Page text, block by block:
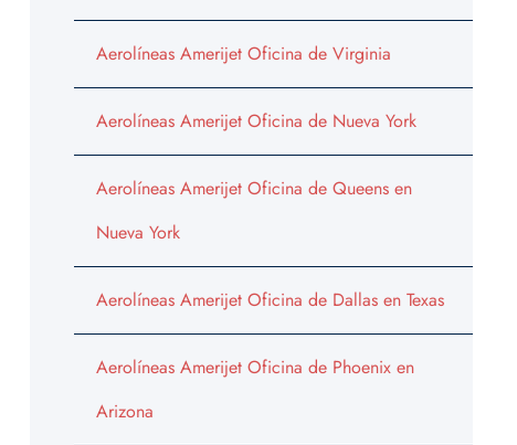
Aerolíneas Amerijet Oficina de Virginia
Aerolíneas Amerijet Oficina de Nueva York
Aerolíneas Amerijet Oficina de Queens en
Nueva York
Aerolíneas Amerijet Oficina de Dallas en Texas
Aerolíneas Amerijet Oficina de Phoenix en
Arizona